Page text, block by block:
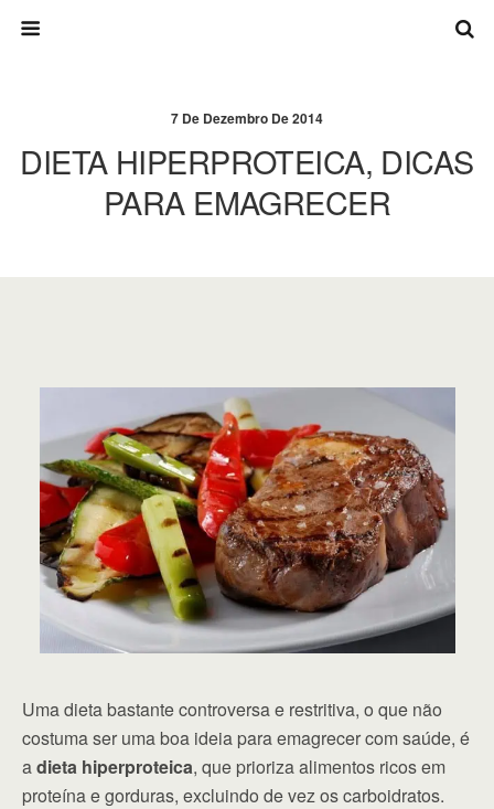
7 De Dezembro De 2014
DIETA HIPERPROTEICA, DICAS
PARA EMAGRECER
Uma dieta bastante controversa e restritiva, o que não
costuma ser uma boa ideia para emagrecer com saúde, é
adieta hiperproteica, que prioriza alimentos ricos em
proteína e gorduras, excluindo de vez os carboidratos.